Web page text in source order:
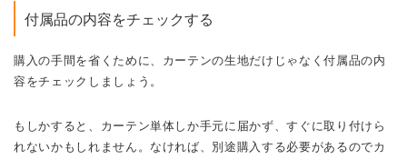
付属品の内容をチェックする
購入の手間を省くために、カーテンの生地だけじゃなく付属品の内
容をチェックしましょう。
もしかすると、カーテン単体しか手元に届かず、すぐに取り付けら
れないかもしれません。なければ、別途購入する必要があるのでカ